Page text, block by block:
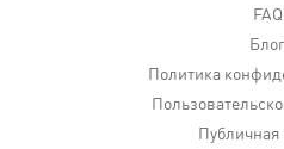
FAQ
Блог
Политика
Публичная